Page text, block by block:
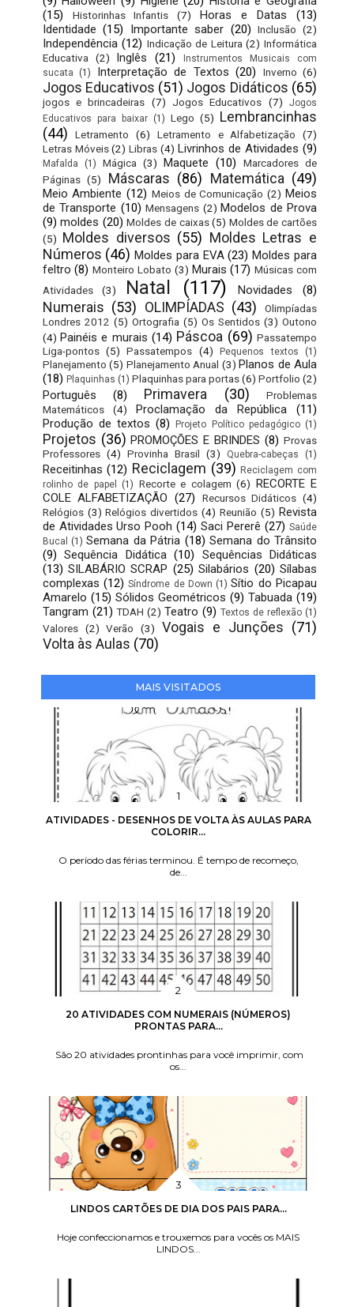
(15)
Historinhas Infantis (7) Horas e Datas
(13)
Identidade (15) Importante saber (20) Inclusão (2)
Independência (12) Indicação de Leitura (2) Informática
Educativa
(2) Inglês (21)
Instrumentos Musicais com
sucata
(1) Interpretação de Textos (20) Inverno (6)
Jogos Educativos (51) Jogos Didáticos (65)
jogos e brincadeiras (7) Jogos Educativos (7)
Jogos
Educativos para baixar (1) Lego (5) Lembrancinhas
(44)
Letramento (6) Letramento e Alfabetização
(7)
Letras Móveis (2) Libras (4) Livrinhos de Atividades (9)
Mafalda (1) Mágica (3) Maquete (10)
Marcadores de
Páginas (5) Máscaras (86) Matemática (49)
Meio Ambiente (12) Meios de Comunicação (2) Meios
de Transporte (10) Mensagens (2) Modelos de Prova
(9) moldes (20) Moldes de caixas (5) Moldes de cartões
(5) Moldes diversos (55) Moldes Letras e
Números (46) Moldes para EVA (23) Moldes para
feltro (8) Monteiro Lobato (3) Murais (17) Músicas com
Atividades
(3) Natal (117) Novidades (8)
Numerais (53) OLIMPÍADAS (43)
Olimpíadas
Londres 2012 (5) Ortografia (5) Os Sentidos (3) Outono
(4) Painéis e murais (14) Páscoa (69) Passatempo
Liga-pontos (5) Passatempos (4) Pequenos textos (1)
Planejamento (5) Planejamento Anual (3) Planos de Aula
(18) Plaquinhas (1) Plaquinhas para portas(6) Portfolio (2)
Português (8) Primavera (30)
Problemas
Matemáticos
(4) Proclamação da República
(11)
Produção de textos (8) Projeto Político pedagógico (1)
Projetos (36) PROMOÇÕES E BRINDES (8) Provas
Professores (4) Provinha Brasil (3) Quebra-cabeças (1)
Receitinhas (12) Reciclagem (39) Reciclagem com
rolinho de papel
(1) Recorte e colagem (6) RECORTE E
COLE ALFABETIZAÇÃO (27) Recursos Didáticos (4)
Relógios (3) Relógios divertidos (4) Reunião (5) Revista
de Atividades Urso Pooh (14) Saci Pererê (27) Saúde
Bucal
(1) Semana da Pátria (18) Semana do Trânsito
(9) Sequência Didática (10)
Sequências Didáticas
(13) SILABÁRIO SCRAP (25) Silabários (20) Sílabas
complexas (12) Síndrome de Down (1) Sítio do Picapau
Amarelo (15) Sólidos Geométricos (9) Tabuada (19)
Tangram (21) TDAH (2) Teatro (9) Textos de reflexão (1)
Valores (2) Verão (3) Vogais e Junções (71)
Volta às Aulas (70)
MAIS VISITADOS
ATIVIDADES - DESENHOS DE VOLTA ÀS AULAS PARA
COLORIR...
O período das férias terminou. É tempo de recomeço,
de...
20 ATIVIDADES COM NUMERAIS (NÚMEROS)
PRONTAS PARA...
São 20 atividades prontinhas para você imprimir, com
os...
LINDOS CARTÕES DE DIA DOS PAIS PARA...
Hoje confeccionamos e trouxemos para vocês os MAIS
LINDOS...